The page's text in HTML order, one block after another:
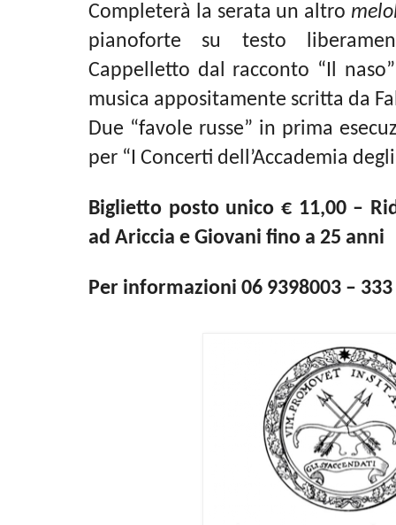
Completerà la serata un altro
pianoforte su testo
Cappelletto dal racconto “Il
musica appositamente scritta da
Due “favole russe” in prima
per “I Concerti dell’Accademia
Biglietto posto unico € 11,00 –
ad Ariccia e Giovani fino a 25 anni
Per informazioni 06 9398003 –